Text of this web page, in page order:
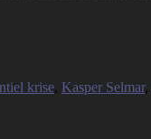
krise, Kasper Selmar,